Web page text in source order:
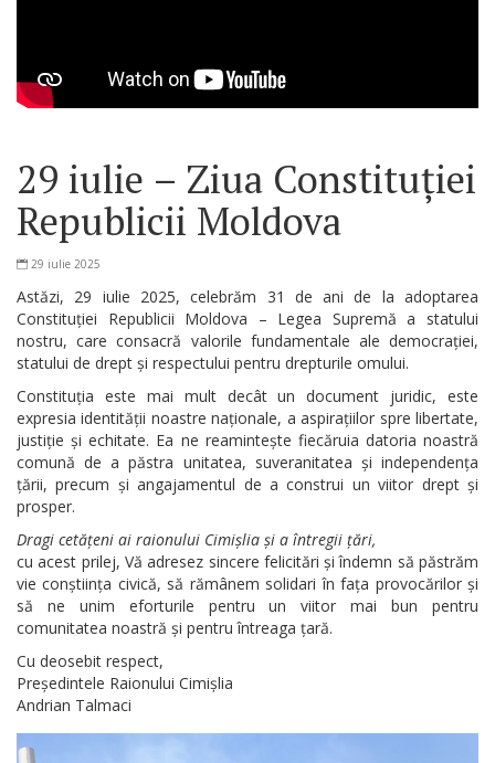
Serviciul
Arhitectură,
și
Cadastru
Serviciul
Arhivă
Serviciul
Juridic
Serviciul
Audit
Declarații
de
avere
și
interese
personale
29 iulie – Ziua Constituției
Republicii Moldova
29 iulie 2025
Astăzi, 29 iulie 2025, celebrăm 31 de ani de la adoptarea
Constituției Republicii Moldova – Legea Supremă a statului
nostru, care consacră valorile fundamentale ale democrației,
statului de drept și respectului pentru drepturile omului.
Constituția este mai mult decât un document juridic, este
expresia identității noastre naționale, a aspirațiilor spre libertate,
justiție și echitate. Ea ne reamintește fiecăruia datoria noastră
comună de a păstra unitatea, suveranitatea și independența
țării, precum și angajamentul de a construi un viitor drept și
prosper.
Dragi cetățeni ai raionului Cimișlia și a întregii țări,
cu acest prilej, Vă adresez sincere felicitări și îndemn să păstrăm
vie conștiința civică, să rămânem solidari în fața provocărilor și
să ne unim eforturile pentru un viitor mai bun pentru
comunitatea noastră și pentru întreaga țară.
Cu deosebit respect,
Președintele Raionului Cimișlia
Andrian Talmaci